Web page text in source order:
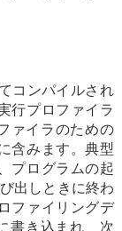
コンパイルされ
行プロファイラ
ァイラのための
含みます。典型
プログラムの起
出しときに終わ
ファイリングデ
き込まれ、次